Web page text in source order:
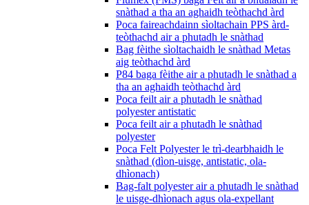
snàthad a tha an aghaidh teòthachd àrd
Poca faireachdainn sìoltachain PPS àrd-
teòthachd air a phutadh le snàthad
Bag fèithe sìoltachaidh le snàthad Metas
aig teòthachd àrd
P84 baga fèithe air a phutadh le snàthad a
tha an aghaidh teòthachd àrd
Poca feilt air a phutadh le snàthad
polyester antistatic
Poca feilt air a phutadh le snàthad
polyester
Poca Felt Polyester le trì-dearbhaidh le
snàthad (dìon-uisge, antistatic, ola-
dhìonach)
Bag-falt polyester air a phutadh le snàthad
le uisge-dhìonach agus ola-expellant